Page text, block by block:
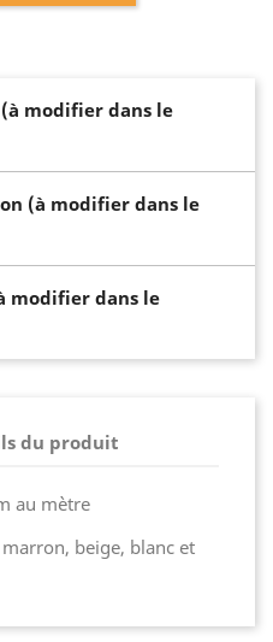
modifier dans le
(à modifier dans le
modifier dans le
du produit
au mètre
beige, blanc et